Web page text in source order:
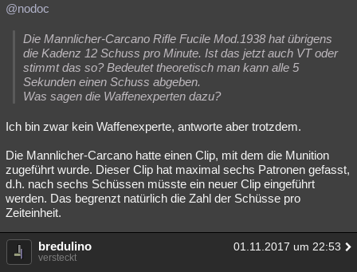
@nodoc
Die Mannlicher-Carcano Rifle Fucile Mod.1938 hat übrigens
die Kadenz 12 Schuss pro Minute. Ist das jetzt auch VT oder
stimmt das so? Bedeutet theoretisch man kann alle 5
Sekunden einen Schuss abgeben.
Was sagen die Waffenexperten dazu?
Ich bin zwar kein Waffenexperte, antworte aber trotzdem.
Die Mannlicher-Carcano hatte einen Clip, mit dem die Munition
zugeführt wurde. Dieser Clip hat maximal sechs Patronen gefasst,
d.h. nach sechs Schüssen müsste ein neuer Clip eingeführt
werden. Das begrenzt natürlich die Zahl der Schüsse pro
Zeiteinheit.
bredulino 01.11.2017 um 22:53
versteckt